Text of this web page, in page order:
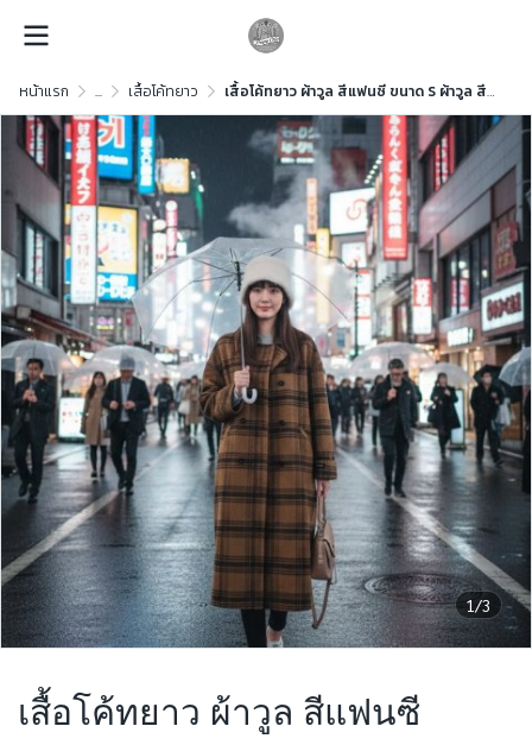
หน้าแรก ... เสื้อโค้ทยาว เสื้อโค้ทยาว ผ้าวูล สีแฟนซี ขนาด S ผ้าวูล สีแฟนซี ขนาด S
1/3
เสื้อโค้ทยาว ผ้าวูล สีแฟนซี